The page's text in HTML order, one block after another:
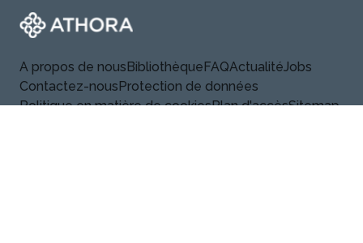
Athora
A propos de nous Bibliothèque FAQActualitéJobs
Contactez-nous Protection de données
Politique en matière de cookiesPlan d'accèsSitemap